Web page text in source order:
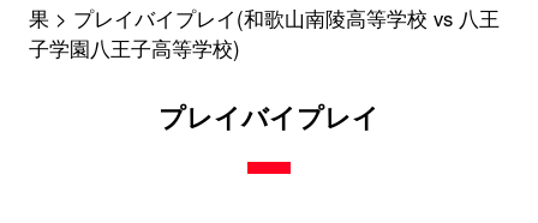
果
プレイバイプレイ(和歌山南陵高等学校 vs 八王
子学園八王子高等学校)
プレイバイプレイ